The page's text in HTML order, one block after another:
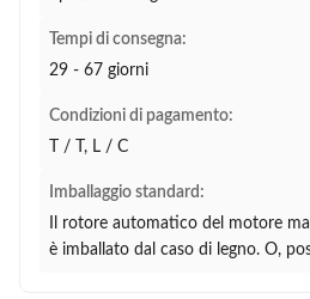
Tempi di consegna:
29 - 67 giorni
Condizioni di pagamento:
T / T, L / C
Imballaggio standard:
Il rotore automatico del motore
è imballato dal caso di legno. O,